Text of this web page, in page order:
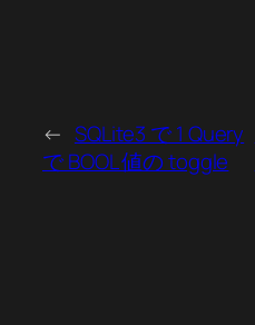
← SQLite3 で 1 Query
で BOOL 値の toggle